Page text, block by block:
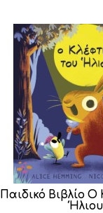
Παιδικό Βιβλίο Ο
Ήλιου